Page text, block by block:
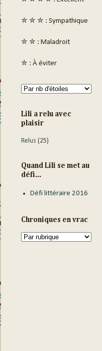
✮ ✮ ✮ : Sympathique
✮ ✮ : Maladroit
✮ : À éviter
Lili a relu avec
plaisir
Relus (25)
Quand Lili se met au
défi...
Défi littéraire 2016
Chroniques en vrac